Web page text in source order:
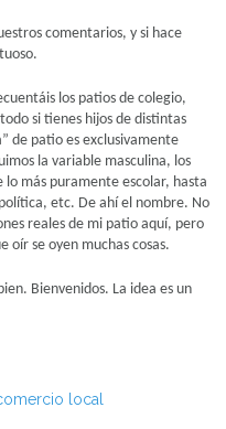
comentarios, y si hace
los patios de colegio,
si tienes hijos de distintas
de patio es exclusivamente
la variable masculina, los
lo más puramente escolar, hasta
etc. De ahí el nombre. No
reales de mi patio aquí, pero
oír se oyen muchas cosas.
Bienvenidos. La idea es un
local